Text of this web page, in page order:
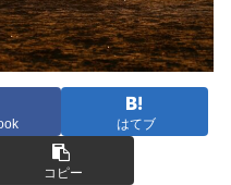
はてブ
コピー